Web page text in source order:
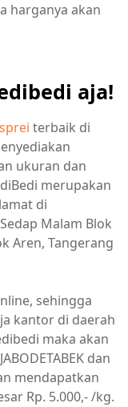
harganya akan
aja!
terbaik di
ukuran dan
merupakan
di
Malam Blok
Aren, Tangerang
sehingga
kantor di daerah
maka akan
dan
mendapatkan
Rp. 5.000,- /kg.